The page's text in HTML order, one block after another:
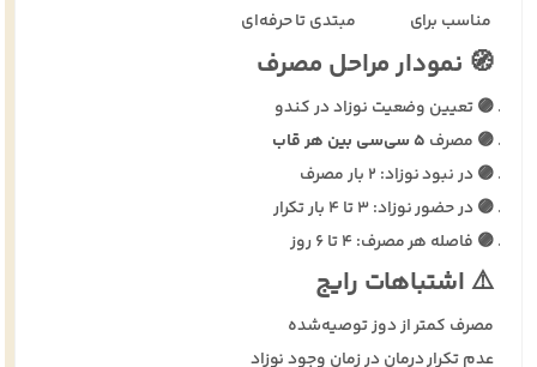
مناسب برای
مبتدی تا حرفه‌ای
🧭 نمودار مراحل مصرف
🟣 تعیین وضعیت نوزاد در کندو
🟣 مصرف ۵ سی‌سی بین هر قاب
🟣 در نبود نوزاد: ۲ بار مصرف
🟣 در حضور نوزاد: ۳ تا ۴ بار تکرار
🟣 فاصله هر مصرف: ۴ تا ۶ روز
⚠️ اشتباهات رایج
مصرف کمتر از دوز توصیه‌شده
عدم تکرار درمان در زمان وجود نوزاد